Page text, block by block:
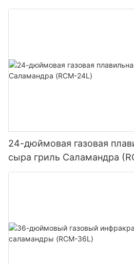
24-дюймовая газовая
сыра гриль Саламандра